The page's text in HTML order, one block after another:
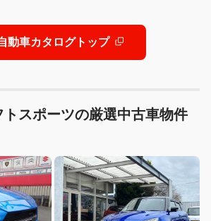
動車カタログトップ
トスポーツの厳選中古車物件